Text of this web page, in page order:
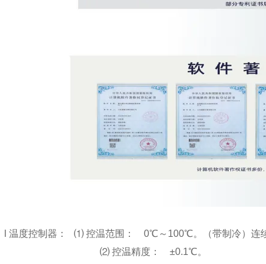
l温度控制器：
⑴ 控温范围： 0℃～100℃。（带制冷）连
⑵ 控温精度： ±0.1℃。